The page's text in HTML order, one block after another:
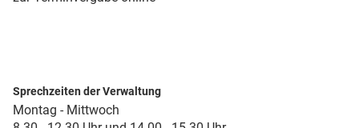
Sprechzeiten der Verwaltung
Montag - Mittwoch